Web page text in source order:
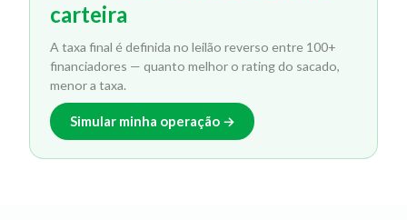
carteira
A taxa final é definida no leilão reverso entre 100+
financiadores — quanto melhor o rating do sacado,
menor a taxa.
Simular minha operação →